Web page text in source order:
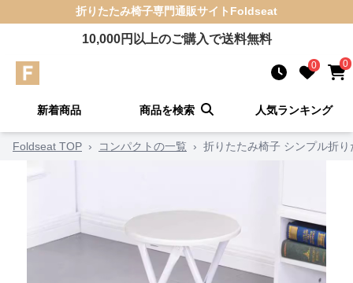
折りたたみ椅子専門通販サイト Foldseat
10,000円以上のご購入で送料無料
0 0
新着商品 商品を検索 人気ランキング
Foldseat TOP › コンパクトの一覧 › 折りたたみ椅子 シンプル折